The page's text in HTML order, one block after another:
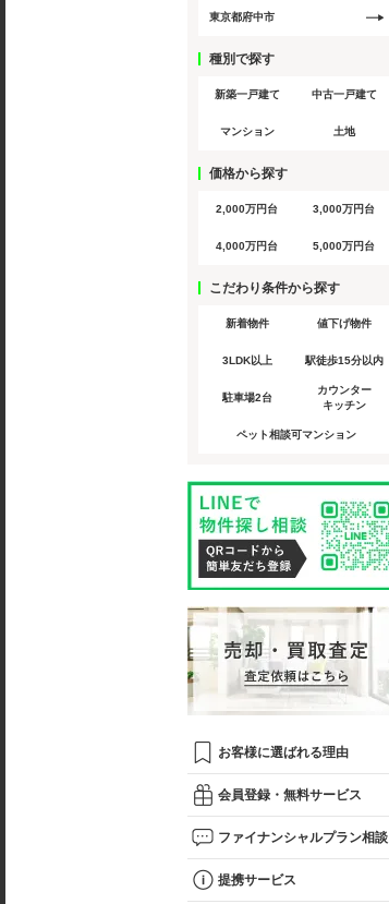
東京都府中市
種別で探す
新築一戸建て 中古一戸建て
マンション 土地
価格から探す
2,000万円台 3,000万円台
4,000万円台 5,000万円台
こだわり条件から探す
新着物件 値下げ物件
3LDK以上 駅徒歩15分以内
駐車場2台
カウンター
キッチン
ペット相談可マンション
お客様に選ばれる理由
会員登録・無料サービス
ファイナンシャルプラン相談
提携サービス